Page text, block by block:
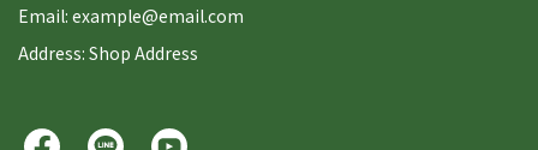
Email: example@email.com
Address: Shop Address